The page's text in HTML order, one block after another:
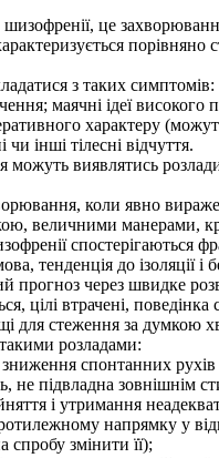
це
з таких симптомів:
маячні ідеї
характеру
інші тілесні відчуття.
виявлятись
коли явно
величними манерами,
спостерігаються
тенденція до
прогноз через швидке
цілі втрачені,
для стеження за думкою
розладами:
спонтанних рухів
не підвладна зовнішнім
і утримання
напрямку у
спробу змінити її);